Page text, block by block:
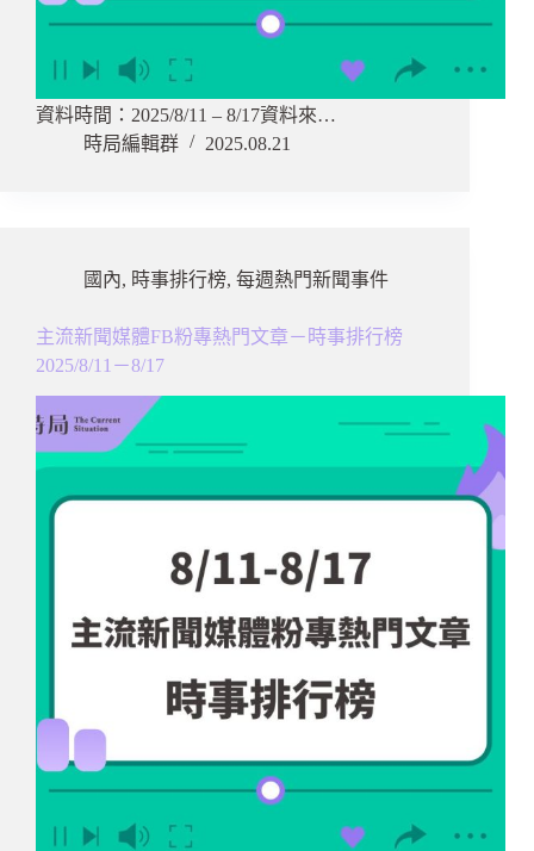
資料時間：2025/8/11 – 8/17資料來…
時局編輯群
2025.08.21
國內, 時事排行榜, 每週熱門新聞事件
主流新聞媒體FB粉專熱門文章－時事排行榜
2025/8/11－8/17